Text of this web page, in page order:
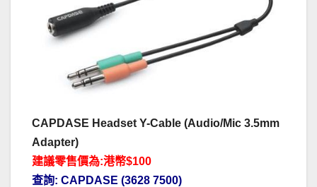
CAPDASE Headset Y-Cable (Audio/Mic 3.5mm
Adapter)
建議零售價為:港幣$100
查詢: CAPDASE (3628 7500)